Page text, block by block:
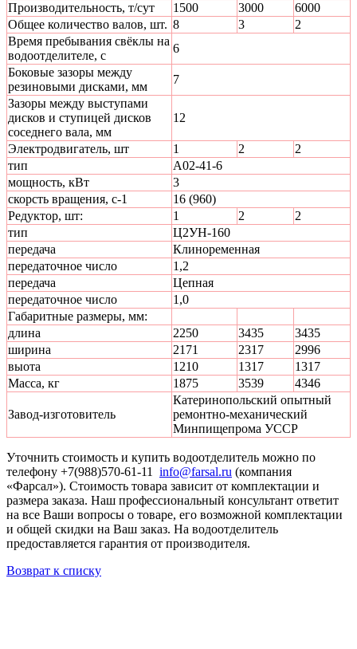
Производительность, т/сут
1500 3000
6000
Общее количество валов, шт. 8 3
2
Время пребывания свёклы на
водоотделителе, с
6
Боковые зазоры между
резиновыми дисками, мм
7
Зазоры между выступами
дисков и ступицей дисков
соседнего вала, мм
12
Электродвигатель, шт 1 2
2
тип
А02-41-6
мощность, кВт
3
скорсть вращения, с-1
16 (960)
Редуктор, шт:
1 2
2
тип
Ц2УН-160
передача
Клиноременная
передаточное число
1,2
передача
Цепная
передаточное число
1,0
Габаритные размеры, мм:
длина
2250 3435
3435
ширина
2171 2317
2996
выота
1210 1317
1317
Масса, кг
1875 3539 4346
Завод-изготовитель
Катеринопольский опытный
ремонтно-механический
Минпищепрома УССР
Уточнить стоимость и купить водоотделитель можно по
телефону +7(988)570-61-11 info@farsal.ru (компания
«Фарсал»). Стоимость товара зависит от комплектации и
размера заказа. Наш профессиональный консультант ответит
на все Ваши вопросы о товаре, его возможной комплектации
и общей скидки на Ваш заказ. На водоотделитель
предоставляется гарантия от производителя.
Возврат к списку